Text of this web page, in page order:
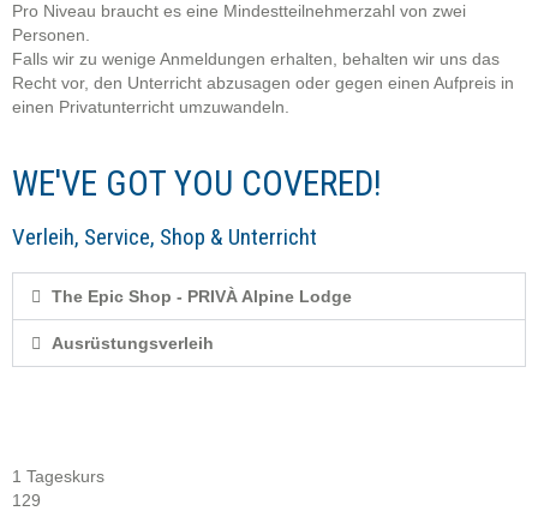
Pro Niveau braucht es eine Mindestteilnehmerzahl von zwei
Personen.
Falls wir zu wenige Anmeldungen erhalten, behalten wir uns das
Recht vor, den Unterricht abzusagen oder gegen einen Aufpreis in
einen Privatunterricht umzuwandeln.
WE'VE GOT YOU COVERED!
Verleih, Service, Shop & Unterricht
The Epic Shop - PRIVÀ Alpine Lodge
Ausrüstungsverleih
1 Tageskurs
129